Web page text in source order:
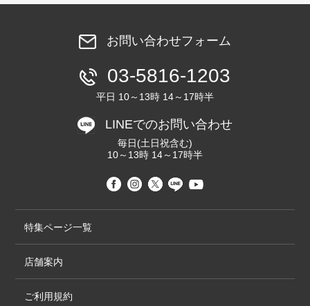
お問い合わせフォーム
03-5816-1203
平日 10～13時 14～17時半
LINEでのお問い合わせ
毎日(土日祝含む)
10～13時 14～17時半
特集ページ一覧
店舗案内
ご利用規約